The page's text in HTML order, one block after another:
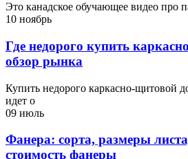
Это канадское обучающее видео про
10 ноябрь
Где недорого купить
обзор рынка
Купить недорого каркасно-щитовой
идет о
09 июль
Фанера: сорта, размеры
стоимость фанеры